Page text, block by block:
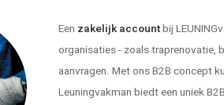
Een zakelijk accountbij
organisaties - zoals traprenovatie,
aanvragen. Met ons B2B concept
Leuningvakman biedt een uniek